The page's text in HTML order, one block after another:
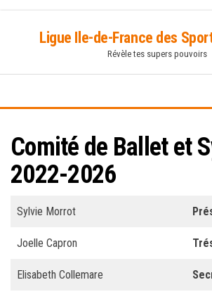
content
Ligue Ile-de-France des
Révèle tes supers pouvoirs
Comité de Ballet et
2022-2026
Sylvie Morrot
Joelle Capron
Elisabeth Collemare